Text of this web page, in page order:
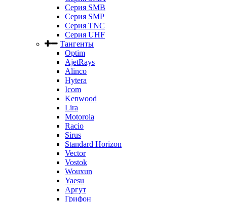
Серия SMB
Серия SMP
Серия TNC
Серия UHF
Тангенты
Optim
AjetRays
Alinco
Hytera
Icom
Kenwood
Lira
Motorola
Racio
Sirus
Standard Horizon
Vector
Vostok
Wouxun
Yaesu
Аргут
Грифон